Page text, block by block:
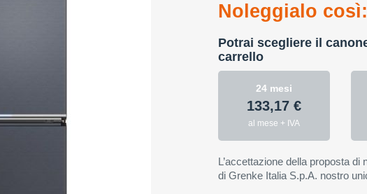
Noleggialo così:
Potrai scegliere il
carrello
24 mesi
133,17 €
al mese + IVA
L’accettazione della proposta di
di Grenke Italia S.p.A. nostro